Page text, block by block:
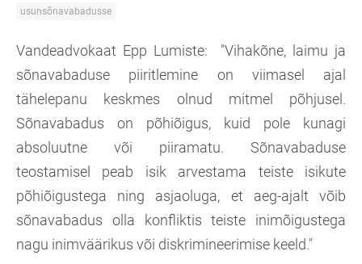
usunsõnavabadusse
Vandeadvokaat Epp Lumiste: "Vihakõne, laimu ja
sõnavabaduse piiritlemine on viimasel ajal
tähelepanu keskmes olnud mitmel põhjusel.
Sõnavabadus on põhiõigus, kuid pole kunagi
absoluutne või piiramatu. Sõnavabaduse
teostamisel peab isik arvestama teiste isikute
põhiõigustega ning asjaoluga, et aeg-ajalt võib
sõnavabadus olla konfliktis teiste inimõigustega
nagu inimväärikus või diskrimineerimise keeld."